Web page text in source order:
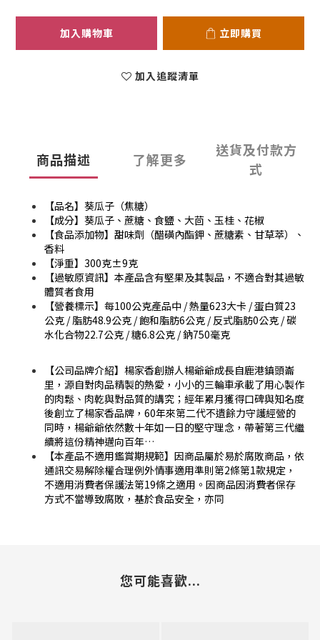
加入購物車 立即購買
加入追蹤清單
商品描述 了解更多
送貨及付款方
式
【品名】葵瓜子（焦糖）
【成分】葵瓜子、蔗糖、食鹽、大茴、玉桂、花椒
【食品添加物】甜味劑（醋磺內酯鉀、蔗糖素、甘草萃）、
香料
【淨重】300克±9克
【過敏原資訊】本產品含有堅果及其製品，不適合對其過敏
體質者食用
【營養標示】每100公克產品中 / 熱量623大卡 / 蛋白質23
公克 / 脂肪48.9公克 / 飽和脂肪6公克 / 反式脂肪0公克 / 碳
水化合物22.7公克 / 糖6.8公克 / 鈉750毫克
【公司品牌介紹】楊家香創辦人楊爺爺成長自鹿港鎮頭崙
里，源自對肉品精製的熱愛，小小的三輪車承載了用心製作
的肉鬆、肉乾與對品質的講究；經年累月獲得口碑與知名度
後創立了楊家香品牌，60年來第二代不遺餘力守護經營的
同時，楊爺爺依然數十年如一日的堅守理念，帶著第三代繼
續將這份精神邁向百年…
【本產品不適用鑑賞期規範】因商品屬於易於腐敗商品，依
通訊交易解除權合理例外情事適用準則第2條第1款規定，
不適用消費者保護法第19條之適用。因商品因消費者保存
方式不當導致腐敗，基於食品安全，亦同
您可能喜歡...